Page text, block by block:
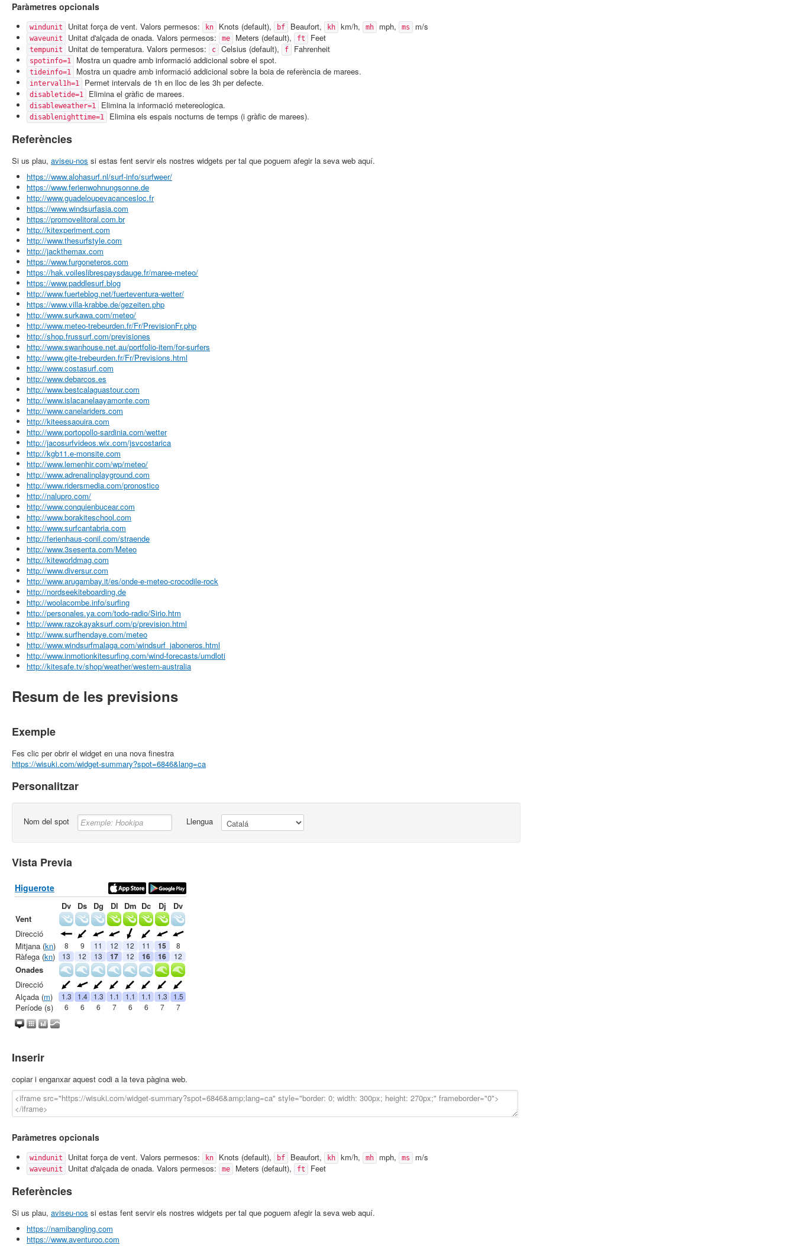
Paràmetres opcionals
windunit Unitat força de vent. Valors permesos: kn Knots (default), bf Beaufort, kh km/h, mh mph, ms m/s
waveunit Unitat d'alçada de onada. Valors permesos: me Meters (default), ft Feet
tempunit Unitat de temperatura. Valors permesos: c Celsius (default), f Fahrenheit
spotinfo=1 Mostra un quadre amb informació addicional sobre el spot.
tideinfo=1 Mostra un quadre amb informació addicional sobre la boia de referència de marees.
interval1h=1 Permet intervals de 1h en lloc de les 3h per defecte.
disabletide=1 Elimina el gràfic de marees.
disableweather=1 Elimina la informació metereologica.
disablenighttime=1 Elimina els espais nocturns de temps (i gràfic de marees).
Referències
Si us plau, aviseu-nos si estas fent servir els nostres widgets per tal que poguem afegir la seva web aquí.
https://www.alohasurf.nl/surf-info/surfweer/
https://www.ferienwohnungsonne.de
http://www.guadeloupevacancesloc.fr
https://www.windsurfasia.com
https://promovelitoral.com.br
http://kitexperiment.com
http://www.thesurfstyle.com
http://jackthemax.com
https://www.furgoneteros.com
https://hak.voileslibrespaysdauge.fr/maree-meteo/
https://www.paddlesurf.blog
http://www.fuerteblog.net/fuerteventura-wetter/
https://www.villa-krabbe.de/gezeiten.php
http://www.surkawa.com/meteo/
http://www.meteo-trebeurden.fr/Fr/PrevisionFr.php
http://shop.frussurf.com/previsiones
http://www.swanhouse.net.au/portfolio-item/for-surfers
http://www.gite-trebeurden.fr/Fr/Previsions.html
http://www.costasurf.com
http://www.debarcos.es
http://www.bestcalaguastour.com
http://www.islacanelaayamonte.com
http://www.canelariders.com
http://kiteessaouira.com
http://www.portopollo-sardinia.com/wetter
http://jacosurfvideos.wix.com/jsvcostarica
http://kgb11.e-monsite.com
http://www.lemenhir.com/wp/meteo/
http://www.adrenalinplayground.com
http://www.ridersmedia.com/pronostico
http://nalupro.com/
http://www.conquienbucear.com
http://www.borakiteschool.com
http://www.surfcantabria.com
http://ferienhaus-conil.com/straende
http://www.3sesenta.com/Meteo
http://kiteworldmag.com
http://www.diversur.com
http://www.arugambay.it/es/onde-e-meteo-crocodile-rock
http://nordseekiteboarding.de
http://woolacombe.info/surfing
http://personales.ya.com/todo-radio/Sirio.htm
http://www.razokayaksurf.com/p/prevision.html
http://www.surfhendaye.com/meteo
http://www.windsurfmalaga.com/windsurf_jaboneros.html
http://www.inmotionkitesurfing.com/wind-forecasts/umdloti
http://kitesafe.tv/shop/weather/western-australia
Resum de les previsions
Exemple
Fes clic per obrir el widget en una nova finestra
https://wisuki.com/widget-summary?spot=6846&lang=ca
Personalitzar
Nom del spot Llengua
Vista Previa
Inserir
copiar i enganxar aquest codi a la teva pàgina web.
Paràmetres opcionals
windunit Unitat força de vent. Valors permesos: kn Knots (default), bf Beaufort, kh km/h, mh mph, ms m/s
waveunit Unitat d'alçada de onada. Valors permesos: me Meters (default), ft Feet
Referències
Si us plau, aviseu-nos si estas fent servir els nostres widgets per tal que poguem afegir la seva web aquí.
https://namibangling.com
https://www.aventuroo.com